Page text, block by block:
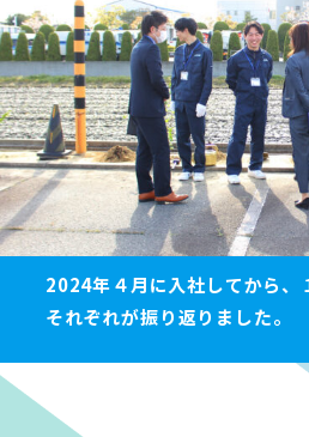
2024年４月に入社してから、
それぞれが振り返りました。